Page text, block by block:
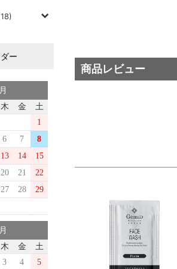
ー
木 金
土
1
6 7
8
13 14
15
20 21
22
27 28
29
木 金
土
3 4 5
商品レビュー